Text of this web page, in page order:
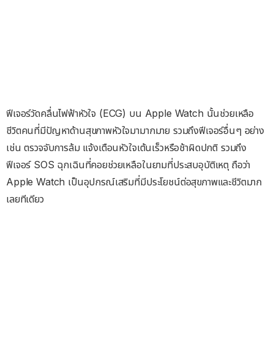
ฟีเจอร์วัดคลื่นไฟฟ้าหัวใจ (ECG) บน Apple Watch นั้นช่วยเหลือ
ชีวิตคนที่มีปัญหาด้านสุขภาพหัวใจมามากมาย รวมถึงฟีเจอร์อื่นๆ อย่าง
เช่น ตรวจจับการล้ม แจ้งเตือนหัวใจเต้นเร็วหรือช้าผิดปกติ รวมถึง
ฟีเจอร์ SOS ฉุกเฉินที่คอยช่วยเหลือในยามที่ประสบอุบัติเหตุ ถือว่า
Apple Watch เป็นอุปกรณ์เสริมที่มีประโยชน์ต่อสุขภาพและชีวิตมาก
เลยทีเดียว